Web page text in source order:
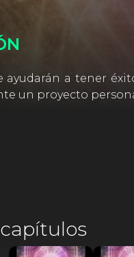
ayudarán a tener
un proyecto